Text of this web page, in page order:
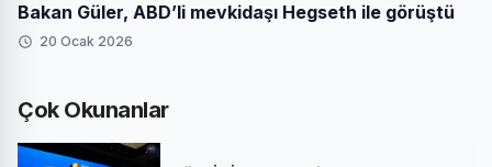
Bakan Güler, ABD’li mevkidaşı Hegseth ile görüştü
20 Ocak 2026
Çok Okunanlar